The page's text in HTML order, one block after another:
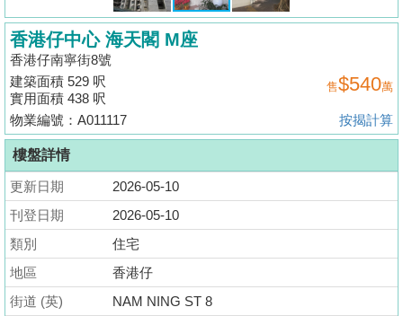
地
產
博
客
地
產
新
聞
數
據
公
佈
香港仔中心 海天閣 M座
香港仔南寧街8號
建築面積 529 呎
實用面積 438 呎
售$540萬
物業編號：A011117 按揭計算
樓盤詳情
更新日期
2026-05-10
刊登日期
2026-05-10
類別
住宅
地區
香港仔
街道 (英)
NAM NING ST 8